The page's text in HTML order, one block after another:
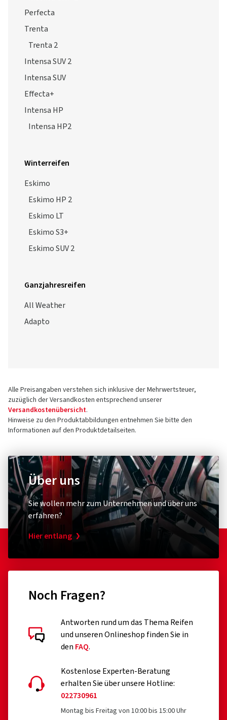
Perfecta
Trenta
Trenta 2
Intensa SUV 2
Intensa SUV
Effecta+
Intensa HP
Intensa HP2
Winterreifen
Eskimo
Eskimo HP 2
Eskimo LT
Eskimo S3+
Eskimo SUV 2
Ganzjahresreifen
All Weather
Adapto
Alle Preisangaben verstehen sich inklusive der Mehrwertsteuer,
zuzüglich der Versandkosten entsprechend unserer
Versandkostenübersicht.
Hinweise zu den Produktabbildungen entnehmen Sie bitte den
Informationen auf den Produktdetailseiten.
Über uns
Sie wollen mehr zum Unternehmen und über uns
erfahren?
Hier entlang
Noch Fragen?
Antworten rund um das Thema Reifen
und unseren Onlineshop finden Sie in
den FAQ.
Kostenlose Experten-Beratung
erhalten Sie über unsere Hotline:
022730961
Montag bis Freitag von 10:00 bis 15:00 Uhr